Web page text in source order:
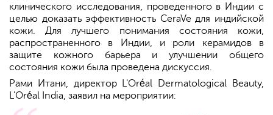
клинического исследования, проведенного в Индии с
целью доказать эффективность CeraVe для индийской
кожи. Для лучшего понимания состояния кожи,
распространенного в Индии, и роли керамидов в
защите кожного барьера и улучшении общего
состояния кожи была проведена дискуссия.
Рами Итани, директор L'Oréal Dermatological Beauty,
L'Oréal India, заявил на мероприятии: